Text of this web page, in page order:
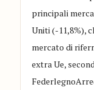
principali
Uniti (-11,8%),
mercato di
extra Ue,